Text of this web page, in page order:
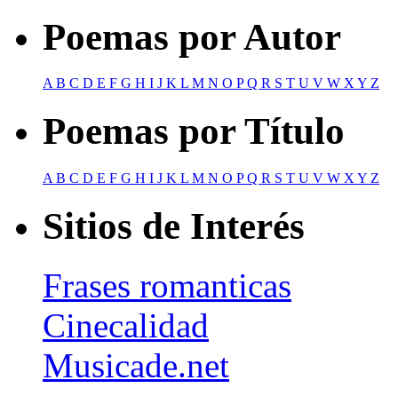
Poemas por Autor
AB C D E F G H I J K L M N O PQ R S T U V W XY Z
Poemas por Título
A B C D E F G H I J K L M N O PQ R S T U V W X Y Z
Sitios de Interés
Frases romanticas
Cinecalidad
Musicade.net